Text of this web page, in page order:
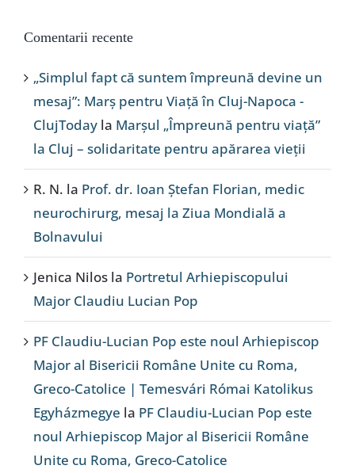
Comentarii recente
„Simplul fapt că suntem împreună devine un
mesaj”: Marș pentru Viață în Cluj-Napoca -
ClujToday la Marșul „Împreună pentru viață”
la Cluj – solidaritate pentru apărarea vieții
R. N. la Prof. dr. Ioan Ștefan Florian, medic
neurochirurg, mesaj la Ziua Mondială a
Bolnavului
Jenica Nilos la Portretul Arhiepiscopului
Major Claudiu Lucian Pop
PF Claudiu-Lucian Pop este noul Arhiepiscop
Major al Bisericii Române Unite cu Roma,
Greco-Catolice | Temesvári Római Katolikus
Egyházmegye la PF Claudiu-Lucian Pop este
noul Arhiepiscop Major al Bisericii Române
Unite cu Roma, Greco-Catolice